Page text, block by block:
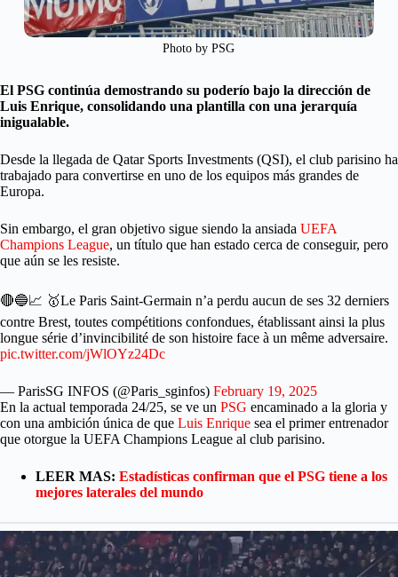
Photo by PSG
El PSG continúa demostrando su poderío bajo la dirección de
Luis Enrique, consolidando una plantilla con una jerarquía
inigualable.
Desde la llegada de Qatar Sports Investments (QSI), el club parisino ha
trabajado para convertirse en uno de los equipos más grandes de
Europa.
Sin embargo, el gran objetivo sigue siendo la ansiada UEFA
Champions League, un título que han estado cerca de conseguir, pero
que aún se les resiste.
🔴🔵📈 🥇Le Paris Saint-Germain n’a perdu aucun de ses 32 derniers
contre Brest, toutes compétitions confondues, établissant ainsi la plus
longue série d’invincibilité de son histoire face à un même adversaire.
pic.twitter.com/jWlOYz24Dc
— ParisSG INFOS (@Paris_sginfos) February 19, 2025
En la actual temporada 24/25, se ve un PSG encaminado a la gloria y
con una ambición única de que Luis Enrique sea el primer entrenador
que otorgue la UEFA Champions League al club parisino.
LEER MAS: Estadísticas confirman que el PSG tiene a los
mejores laterales del mundo